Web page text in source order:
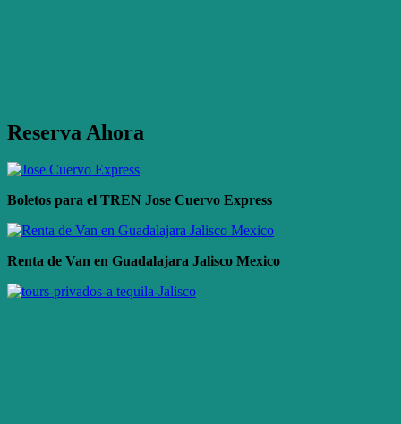
Reserva Ahora
Boletos para el TREN Jose Cuervo Express
Renta de Van en Guadalajara Jalisco Mexico